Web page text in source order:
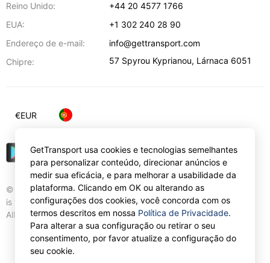
Reino Unido:
+44 20 4577 1766
EUA:
+1 302 240 28 90
Endereço de e-mail:
info@gettransport.com
Chipre:
57 Spyrou Kyprianou, Lárnaca 6051
© Gettransport International Limited. GetTransport®
is trademark of Gettransport International Limited.
All rights reserved.
€EUR
GetTransport usa cookies e tecnologias semelhantes
para personalizar conteúdo, direcionar anúncios e
medir sua eficácia, e para melhorar a usabilidade da
plataforma. Clicando em OK ou alterando as
configurações dos cookies, você concorda com os
termos descritos em nossa Política de Privacidade.
Para alterar a sua configuração ou retirar o seu
consentimento, por favor atualize a configuração do
seu cookie.